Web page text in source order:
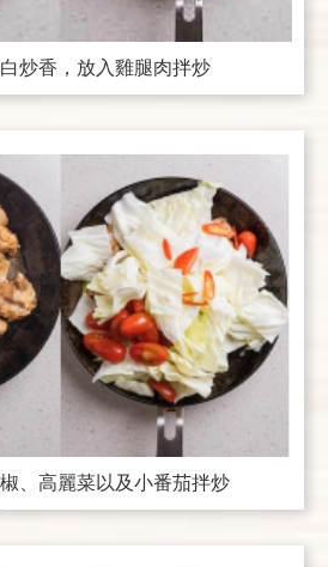
炒香，放入雞腿肉拌炒
、高麗菜以及小番茄拌炒